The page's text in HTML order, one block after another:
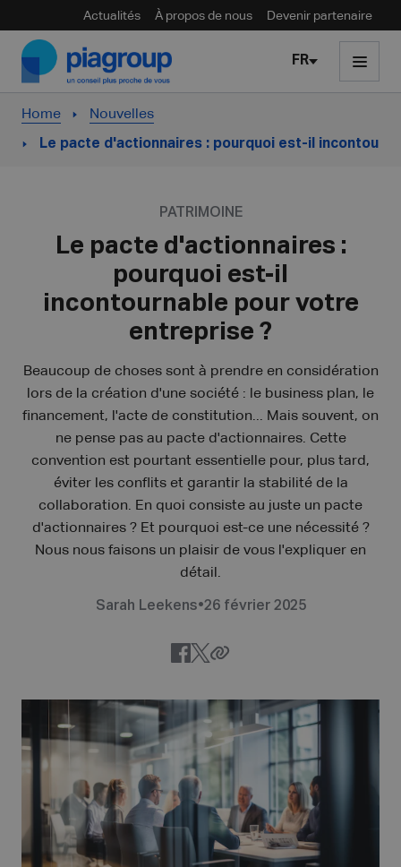
Actualités À propos de nous Devenir partenaire
Skip to content
FR
Home Nouvelles
Le pacte d'actionnaires : pourquoi est-il
PATRIMOINE
Le pacte d'actionnaires :
pourquoi est-il
incontournable pour votre
entreprise ?
Beaucoup de choses sont à prendre en considération
lors de la création d'une société : le business plan, le
financement, l'acte de constitution... Mais souvent, on
ne pense pas au pacte d'actionnaires. Cette
convention est pourtant essentielle pour, plus tard,
éviter les conflits et garantir la stabilité de la
collaboration. En quoi consiste au juste un pacte
d'actionnaires ? Et pourquoi est-ce une nécessité ?
Nous nous faisons un plaisir de vous l'expliquer en
détail.
Sarah Leekens•26 février 2025